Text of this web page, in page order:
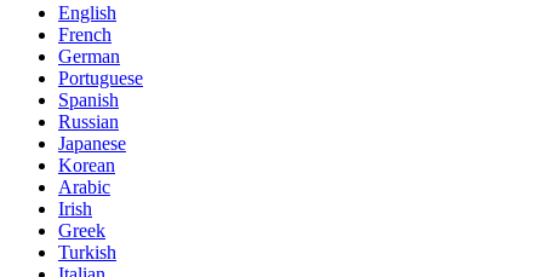
English
French
German
Portuguese
Spanish
Russian
Japanese
Korean
Arabic
Irish
Greek
Turkish